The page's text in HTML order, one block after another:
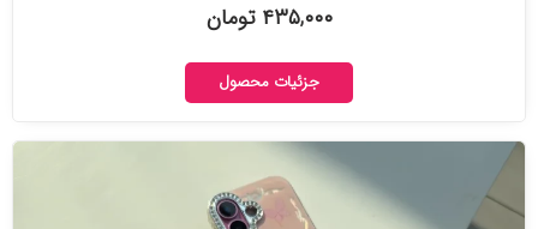
۴۳۵,۰۰۰ تومان
جزئیات محصول